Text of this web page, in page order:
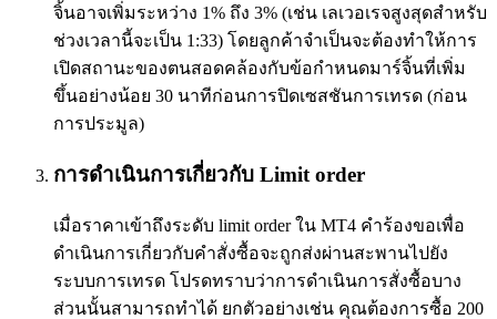
จิ้นอาจเพิ่มระหว่าง 1% ถึง 3% (เช่น เลเวอเรจสูงสุดสำหรับ
ช่วงเวลานี้จะเป็น 1:33) โดยลูกค้าจำเป็นจะต้องทำให้การ
เปิดสถานะของตนสอดคล้องกับข้อกำหนดมาร์จิ้นที่เพิ่ม
ขึ้นอย่างน้อย 30 นาทีก่อนการปิดเซสชันการเทรด (ก่อน
การประมูล)
การดำเนินการเกี่ยวกับ Limit order
เมื่อราคาเข้าถึงระดับ limit order ใน MT4 คำร้องขอเพื่อ
ดำเนินการเกี่ยวกับคำสั่งซื้อจะถูกส่งผ่านสะพานไปยัง
ระบบการเทรด โปรดทราบว่าการดำเนินการสั่งซื้อบาง
ส่วนนั้นสามารถทำได้ ยกตัวอย่างเช่น คุณต้องการซื้อ 200